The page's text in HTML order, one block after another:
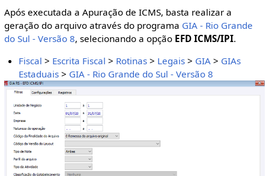
Após executada a Apuração de ICMS, basta realizar a
geração do arquivo através do programa GIA - Rio Grande
do Sul - Versão 8, selecionando a opção EFD ICMS/IPI.
Fiscal > Escrita Fiscal > Rotinas > Legais > GIA > GIAs
Estaduais > GIA - Rio Grande do Sul - Versão 8